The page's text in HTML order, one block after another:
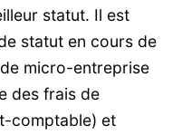
statut. Il est
statut en cours de
micro-entreprise
des frais de
comptable) et